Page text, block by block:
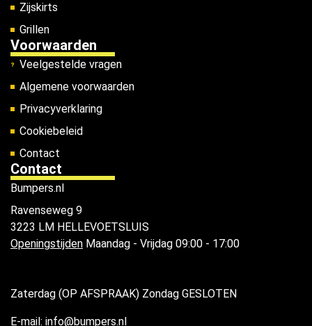
Zijskirts
Grillen
Voorwaarden
Veelgestelde vragen
Algemene voorwaarden
Privacyverklaring
Cookiebeleid
Contact
Contact
Bumpers.nl
Ravenseweg 9
3223 LM HELLEVOETSLUIS
Openingstijden Maandag - Vrijdag 09:00 - 17:00
Zaterdag (OP AFSPRAAK) Zondag GESLOTEN
E-mail: info@bumpers.nl